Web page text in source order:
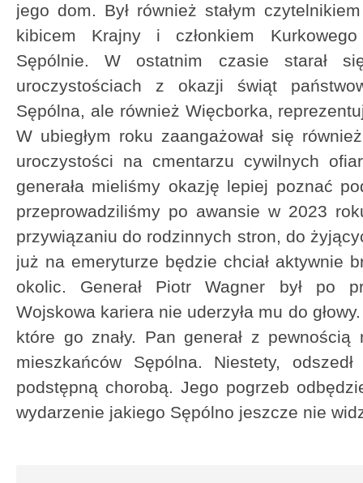
jego dom. Był również stałym
kibicem Krajny i członkiem
Sępólnie. W ostatnim czasie starał
uroczystościach z okazji świąt
Sępólna, ale również Więcborka,
W ubiegłym roku zaangażował się
uroczystości na cmentarzu cywilnych
generała mieliśmy okazję lepiej poznać
przeprowadziliśmy po awansie w 2023
przywiązaniu do rodzinnych stron, do
już na emeryturze będzie chciał aktywnie
okolic. Generał Piotr Wagner był po
Wojskowa kariera nie uderzyła mu do
które go znały. Pan generał z
mieszkańców Sępólna. Niestety,
podstępną chorobą. Jego pogrzeb
wydarzenie jakiego Sępólno jeszcze nie